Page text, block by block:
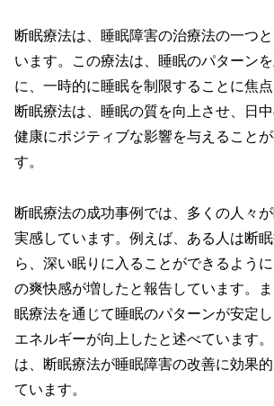
断眠療法は、睡眠障害の治療法の一つ
います。この療法は、睡眠のパターン
に、一時的に睡眠を制限することに焦点
断眠療法は、睡眠の質を向上させ、日
健康にポジティブな影響を与えること
す。
断眠療法の成功事例では、多くの人々
実感しています。例えば、ある人は断
ら、深い眠りに入ることができるよう
の爽快感が増したと報告しています。
眠療法を通じて睡眠のパターンが安定
エネルギーが向上したと述べています
は、断眠療法が睡眠障害の改善に効果
ています。